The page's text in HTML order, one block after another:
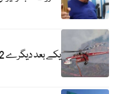
یکے بعد دیگرے 2 ہیلی کاپٹر گر کر تباہ؛ متعدد ہلاکتیں